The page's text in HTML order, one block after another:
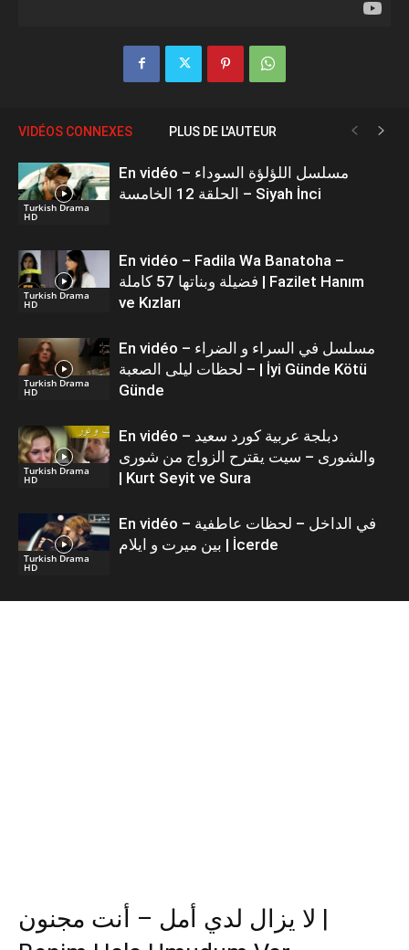
VIDÉOS CONNEXES PLUS DE L'AUTEUR
Turkish Drama
HD
En vidéo – مسلسل اللؤلؤة السوداء
الحلقة 12 الخامسة – Siyah İnci
Turkish Drama
HD
En vidéo – Fadila Wa Banatoha –
فضيلة وبناتها 57 كاملة | Fazilet Hanım
ve Kızları
Turkish Drama
HD
En vidéo – مسلسل في السراء و الضراء
– لحظات ليلى الصعبة | İyi Günde Kötü
Günde
Turkish Drama
HD
En vidéo – دبلجة عربية كورد سعيد
والشورى – سيت يقترح الزواج من شورى
| Kurt Seyit ve Sura
Turkish Drama
HD
En vidéo – في الداخل – لحظات عاطفية
بين ميرت و ايلام | İcerde
لا يزال لدي أمل – أنت مجنون |